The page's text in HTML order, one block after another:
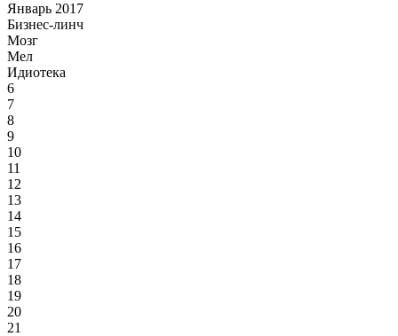
Январь 2017
Бизнес-линч
Мозг
Мел
Идиотека
6
7
8
9
10
11
12
13
14
15
16
17
18
19
20
21